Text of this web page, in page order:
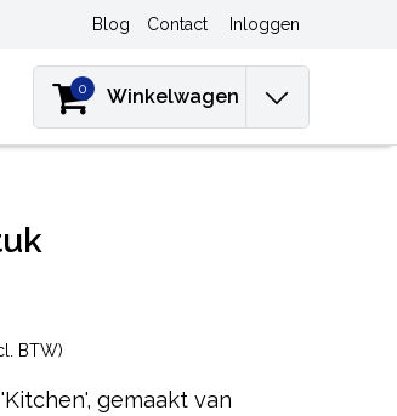
Blog Contact Inloggen
0 Winkelwagen
BTW)
gemaakt van